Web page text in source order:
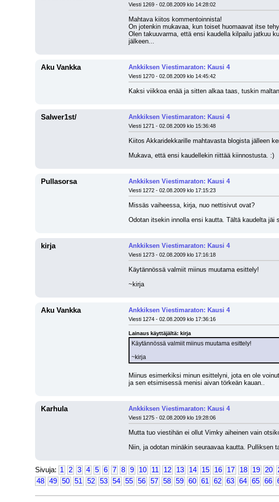
Viesti 1269 - 02.08.2009 klo 14:28:02
Mahtava kiitos kommentoinnista!
On jotenkin mukavaa, kun toiset huomaavat itse
Olen takuuvarma, että ensi kaudella kilpailu jatkuu
jälkeen...
Aku Vankka Ankkiksen Viestimaraton: Kausi 4
Viesti 1270 - 02.08.2009 klo 14:45:42
Kaksi viikkoa enää ja sitten alkaa taas, tuskin
Salwer1st/ Ankkiksen Viestimaraton: Kausi 4
Viesti 1271 - 02.08.2009 klo 15:36:48
Kiitos Akkaridekkarille mahtavasta blogista jälleen
Mukava, että ensi kaudellekin riittää kiinnostusta. :)
Pullasorsa Ankkiksen Viestimaraton: Kausi 4
Viesti 1272 - 02.08.2009 klo 17:15:23
Missäs vaiheessa, kirja, nuo nettisivut ovat?
Odotan itsekin innolla ensi kautta. Tältä kaudelta jäi
kirja Ankkiksen Viestimaraton: Kausi 4
Viesti 1273 - 02.08.2009 klo 17:16:18
Käytännössä valmiit miinus muutama esittely!
~kirja
Aku Vankka Ankkiksen Viestimaraton: Kausi 4
Viesti 1274 - 02.08.2009 klo 17:36:16
Lainaus käyttäjältä: kirja
Käytännössä valmiit miinus muutama esittely!
~kirja
Miinus esimerkiksi minun esittelyni, jota en ole
ja sen etsimisessä menisi aivan törkeän kauan..
Karhula Ankkiksen Viestimaraton: Kausi 4
Viesti 1275 - 02.08.2009 klo 19:28:06
Mutta tuo viestihän ei ollut Vimky aiheinen vain
Niin, ja odotan minäkin seuraavaa kautta. Pulliksen
Sivuja: 1 2 3 4 5 6 7 8 9 10 11 12 13 14 15 16 17 18 19 20
48
49 50 51 52 53 54 55 56 57 58 59 60 61 62 63 64 65 66